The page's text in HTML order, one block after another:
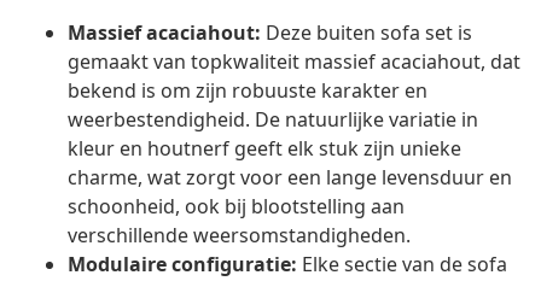
Massief acaciahout: Deze buiten sofa set is
gemaakt van topkwaliteit massief acaciahout, dat
bekend is om zijn robuuste karakter en
weerbestendigheid. De natuurlijke variatie in
kleur en houtnerf geeft elk stuk zijn unieke
charme, wat zorgt voor een lange levensduur en
schoonheid, ook bij blootstelling aan
verschillende weersomstandigheden.
Modulaire configuratie: Elke sectie van de sofa